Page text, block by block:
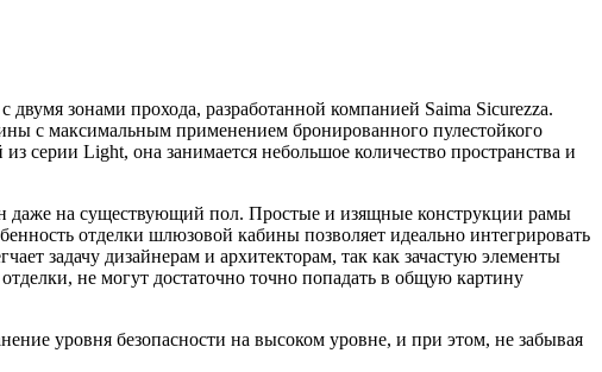
зонами прохода, разработанной компанией Saima Sicurezza.
с максимальным применением бронированного пулестойкого
Light, она занимается небольшое количество пространства и
даже на существующий пол. Простые и изящные конструкции рамы
отделки шлюзовой кабины позволяет идеально интегрировать
задачу дизайнерам и архитекторам, так как зачастую элементы
не могут достаточно точно попадать в общую картину
уровня безопасности на высоком уровне, и при этом, не забывая